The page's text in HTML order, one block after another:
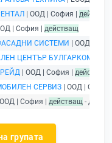
| ООД | София |
| София | действащ
СИСТЕМИ
| ООД |
ЦЕНТЪР БУЛГАРКОМ
| ООД | София | действащ
СЕРВИЗ | ООД |
ООД | София | действащ -
групата